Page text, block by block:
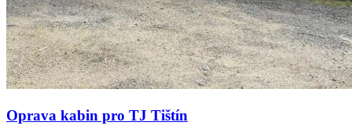
Oprava kabin pro TJ Tištín